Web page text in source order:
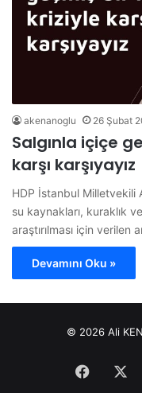
akenanoglu 26 Şubat
Salgınla içiçe
karşı karşıyayız
HDP İstanbul Milletvekili
su kaynakları, kuraklık
araştırılması için verilen
Devamını Oku »
© 2026 Ali